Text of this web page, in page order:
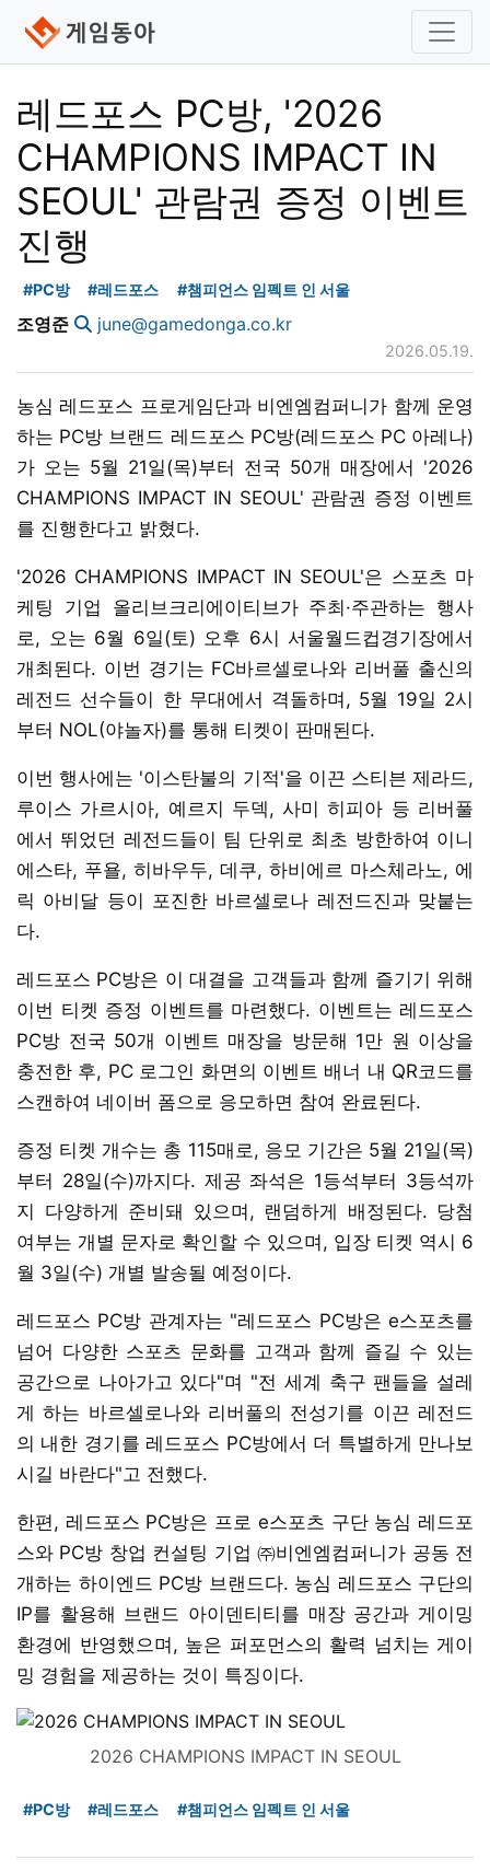
레드포스 PC방, '2026
CHAMPIONS IMPACT IN
SEOUL' 관람권 증정 이벤트
진행
#PC방 #레드포스 #챔피언스 임펙트 인 서울
조영준 june@gamedonga.co.kr
2026.05.19.
농심 레드포스 프로게임단과 비엔엠컴퍼니가 함께 운영
하는 PC방 브랜드 레드포스 PC방(레드포스 PC 아레나)
가 오는 5월 21일(목)부터 전국 50개 매장에서 '2026
CHAMPIONS IMPACT IN SEOUL' 관람권 증정 이벤트
를 진행한다고 밝혔다.
'2026 CHAMPIONS IMPACT IN SEOUL'은 스포츠 마
케팅 기업 올리브크리에이티브가 주최·주관하는 행사
로, 오는 6월 6일(토) 오후 6시 서울월드컵경기장에서
개최된다. 이번 경기는 FC바르셀로나와 리버풀 출신의
레전드 선수들이 한 무대에서 격돌하며, 5월 19일 2시
부터 NOL(야놀자)를 통해 티켓이 판매된다.
이번 행사에는 '이스탄불의 기적'을 이끈 스티븐 제라드,
루이스 가르시아, 예르지 두덱, 사미 히피아 등 리버풀
에서 뛰었던 레전드들이 팀 단위로 최초 방한하여 이니
에스타, 푸욜, 히바우두, 데쿠, 하비에르 마스체라노, 에
릭 아비달 등이 포진한 바르셀로나 레전드진과 맞붙는
다.
레드포스 PC방은 이 대결을 고객들과 함께 즐기기 위해
이번 티켓 증정 이벤트를 마련했다. 이벤트는 레드포스
PC방 전국 50개 이벤트 매장을 방문해 1만 원 이상을
충전한 후, PC 로그인 화면의 이벤트 배너 내 QR코드를
스캔하여 네이버 폼으로 응모하면 참여 완료된다.
증정 티켓 개수는 총 115매로, 응모 기간은 5월 21일(목)
부터 28일(수)까지다. 제공 좌석은 1등석부터 3등석까
지 다양하게 준비돼 있으며, 랜덤하게 배정된다. 당첨
여부는 개별 문자로 확인할 수 있으며, 입장 티켓 역시 6
월 3일(수) 개별 발송될 예정이다.
레드포스 PC방 관계자는 "레드포스 PC방은 e스포츠를
넘어 다양한 스포츠 문화를 고객과 함께 즐길 수 있는
공간으로 나아가고 있다"며 "전 세계 축구 팬들을 설레
게 하는 바르셀로나와 리버풀의 전성기를 이끈 레전드
의 내한 경기를 레드포스 PC방에서 더 특별하게 만나보
시길 바란다"고 전했다.
한편, 레드포스 PC방은 프로 e스포츠 구단 농심 레드포
스와 PC방 창업 컨설팅 기업 ㈜비엔엠컴퍼니가 공동 전
개하는 하이엔드 PC방 브랜드다. 농심 레드포스 구단의
IP를 활용해 브랜드 아이덴티티를 매장 공간과 게이밍
환경에 반영했으며, 높은 퍼포먼스의 활력 넘치는 게이
밍 경험을 제공하는 것이 특징이다.
2026 CHAMPIONS IMPACT IN SEOUL
#PC방 #레드포스 #챔피언스 임펙트 인 서울